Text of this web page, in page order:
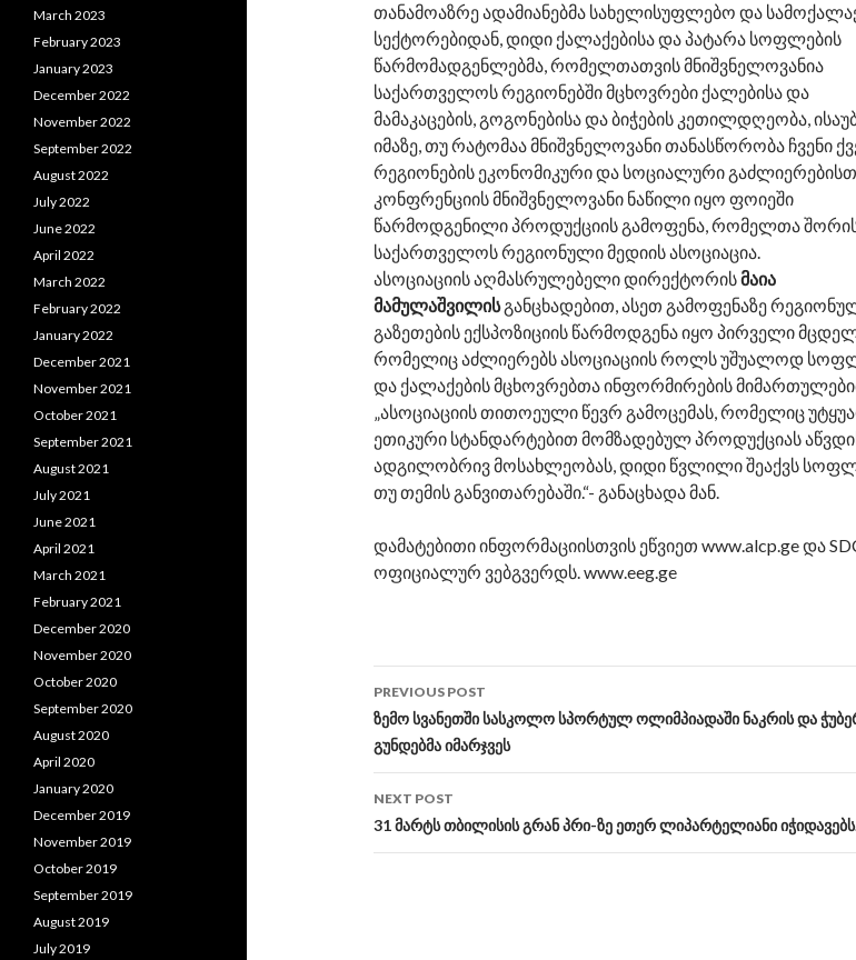
თანამოაზრე ადამიანებმა სახელისუფლებო და
სექტორებიდან, დიდი ქალაქებისა და პატარა სოფლების
წარმომადგენლებმა, რომელთათვის მნიშვნელოვანია
საქართველოს რეგიონებში მცხოვრები ქალებისა და
მამაკაცების, გოგონებისა და ბიჭების კეთილდღეობა,
იმაზე, თუ რატომაა მნიშვნელოვანი თანასწორობა ჩვენი
რეგიონების ეკონომიკური და სოციალური
კონფრენციის მნიშვნელოვანი ნაწილი იყო ფოიეში
წარმოდგენილი პროდუქციის გამოფენა, რომელთა
საქართველოს რეგიონული მედიის ასოციაცია.
ასოციაციის აღმასრულებელი დირექტორისმაია
მამულაშვილისგანცხადებით, ასეთ გამოფენაზე
გაზეთების ექსპოზიციის წარმოდგენა იყო პირველი
რომელიც აძლიერებს ასოციაციის როლს უშუალოდ
და ქალაქების მცხოვრებთა ინფორმირების
„ასოციაციის თითოეული წევრ გამოცემას, რომელიც
ეთიკური სტანდარტებით მომზადებულ პროდუქციას
ადგილობრივ მოსახლეობას, დიდი წვლილი შეაქვს
თუ თემის განვითარებაში.“- განაცხადა მან.
დამატებითი ინფორმაციისთვის ეწვიეთ www.alcp.ge და
ოფიციალურ ვებგვერდს. www.eeg.ge
Post
navigation
PREVIOUS POST
ზემო სვანეთში სასკოლო სპორტულ ოლიმპიადაში ნაკრის და
გუნდებმა იმარჯვეს
NEXT POST
31 მარტს თბილისის გრან პრი-ზე ეთერ ლიპარტელიანი
March 2023
February 2023
January 2023
December 2022
November 2022
September 2022
August 2022
July 2022
June 2022
April 2022
March 2022
February 2022
January 2022
December 2021
November 2021
October 2021
September 2021
August 2021
July 2021
June 2021
April 2021
March 2021
February 2021
December 2020
November 2020
October 2020
September 2020
August 2020
April 2020
January 2020
December 2019
November 2019
October 2019
September 2019
August 2019
July 2019